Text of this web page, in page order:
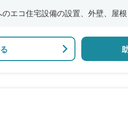
エコ住宅設備の設置、外壁、屋